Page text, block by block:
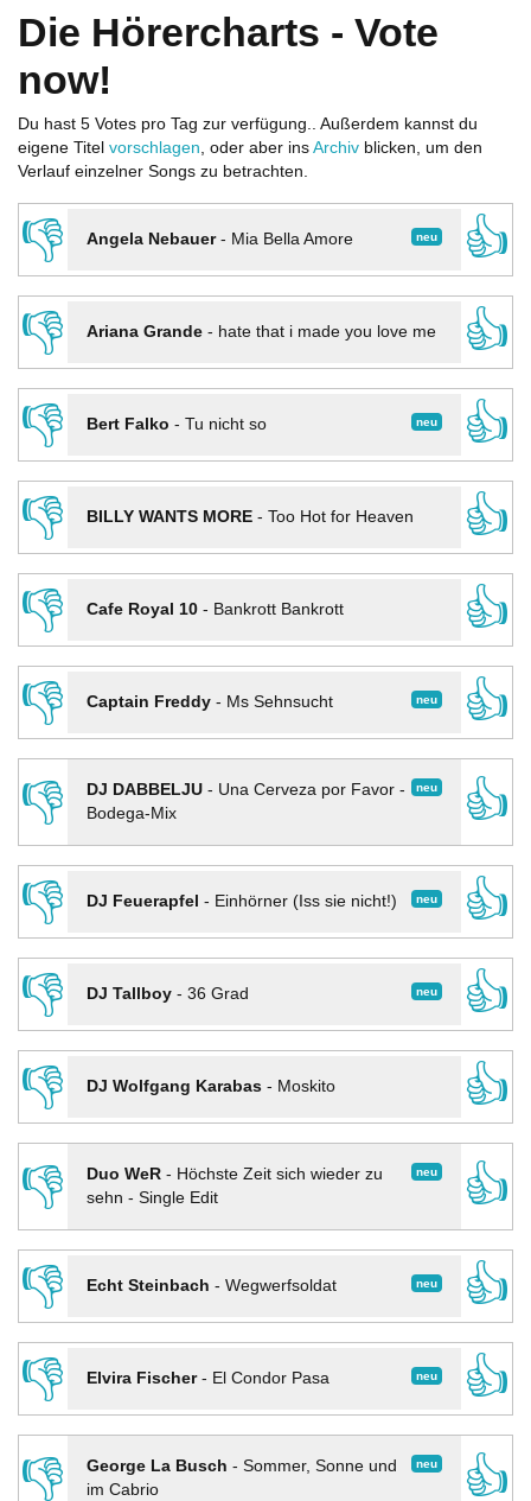
Die Hörercharts - Vote
now!
Du hast 5 Votes pro Tag zur verfügung.. Außerdem kannst du
eigene Titel vorschlagen, oder aber ins Archiv blicken, um den
Verlauf einzelner Songs zu betrachten.
👎 neu
Angela Nebauer- Mia Bella Amore
👍
👎
Ariana Grande- hate that i made you love me
👍
👎
neu
Bert Falko - Tu nicht so
👍
👎
BILLY WANTS MORE- Too Hot for Heaven
👍
👎
Cafe Royal 10- Bankrott Bankrott
👍
👎
neu
Captain Freddy- Ms Sehnsucht
👍
👎
neu
DJ DABBELJU- Una Cerveza por Favor -
Bodega-Mix
👍
👎
neu
DJ Feuerapfel - Einhörner (Iss sie nicht!)
👍
👎
neu
DJ Tallboy- 36 Grad
👍
👎
DJ Wolfgang Karabas- Moskito
👍
👎
neu
Duo WeR- Höchste Zeit sich wieder zu
sehn - Single Edit
👍
👎
neu
Echt Steinbach - Wegwerfsoldat
👍
👎
neu
Elvira Fischer- El Condor Pasa
👍
👎
neu
George La Busch - Sommer, Sonne und
im Cabrio
👍